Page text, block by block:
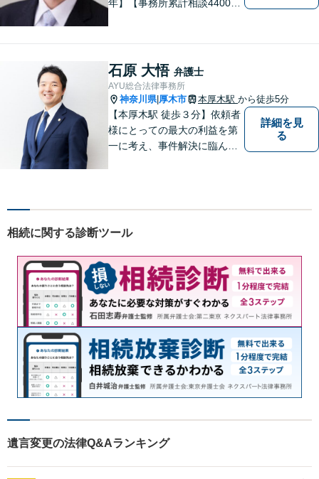
年】【事務所累計相談4400件
男女問題
石原 大悟 弁護士
AYU総合法律事務所
神奈川県| 厚木市 本厚木駅 から徒歩5分
【本厚木駅 徒歩３分】依頼者
様にとっての最大の利益を第
一に考え、事件解決に臨んで
所を目指しております。
詳細を見
る
相続に関する診断ツール
遺言変更の法律Q&Aランキング